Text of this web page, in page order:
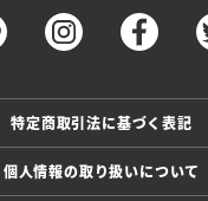
特定商取引法に基づく表記
個人情報の取り扱いについて